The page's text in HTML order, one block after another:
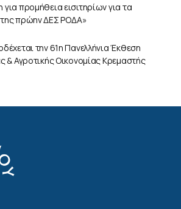
προμήθεια εισιτηρίων για τα
πρώην ΔΕΣ ΡΟΔΑ»
την 61η Πανελλήνια Έκθεση
& Αγροτικής Οικονομίας Κρεμαστής